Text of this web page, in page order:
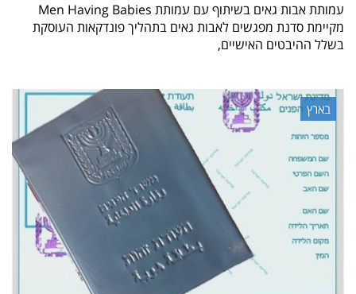
עמותת אבות גאים בשיתוף עם עמותת Men Having Babies
מקיימת סדנת מפגשים לאבות גאים בתהליך פונדקאות העוסקת
בשלל ההיבטים האישיים,
בארץ